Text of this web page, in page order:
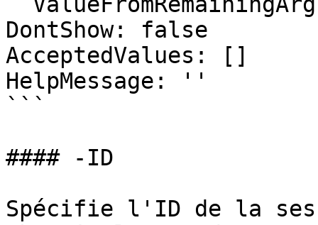
DontShow: false
AcceptedValues: []
HelpMessage: ''
```
#### -ID
Spécifie l'ID de la